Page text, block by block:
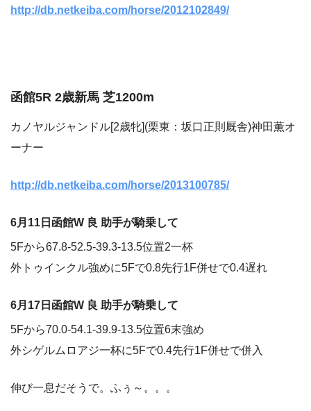
http://db.netkeiba.com/horse/2012102849/
函館5R 2歳新馬 芝1200m
カノヤルジャンドル[2歳牝](栗東：坂口正則厩舎)神田薫オ
ーナー
http://db.netkeiba.com/horse/2013100785/
6月11日函館W 良 助手が騎乗して
5Fから67.8-52.5-39.3-13.5位置2一杯
外トゥインクル強めに5Fで0.8先行1F併せで0.4遅れ
6月17日函館W 良 助手が騎乗して
5Fから70.0-54.1-39.9-13.5位置6末強め
外シゲルムロアジ一杯に5Fで0.4先行1F併せで併入
伸び一息だそうで。ふぅ～。。。